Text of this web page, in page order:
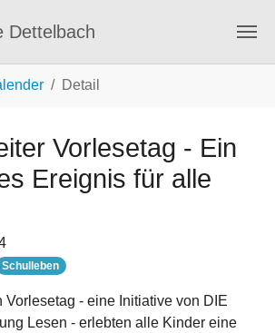
Detail
Vorlesetag - Ein
Ereignis für alle
Schulleben
Vorlesetag - eine Initiative von DIE
Lesen - erlebten alle Kinder eine